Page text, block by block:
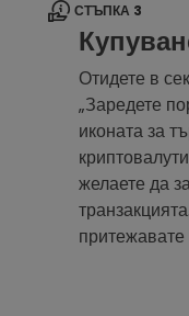
СТЪПКА 3
Отидете в
„Заредете
иконата за
желаете да
притежавате